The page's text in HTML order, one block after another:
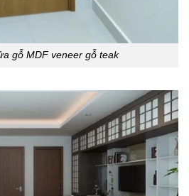
gỗ MDF veneer gỗ teak